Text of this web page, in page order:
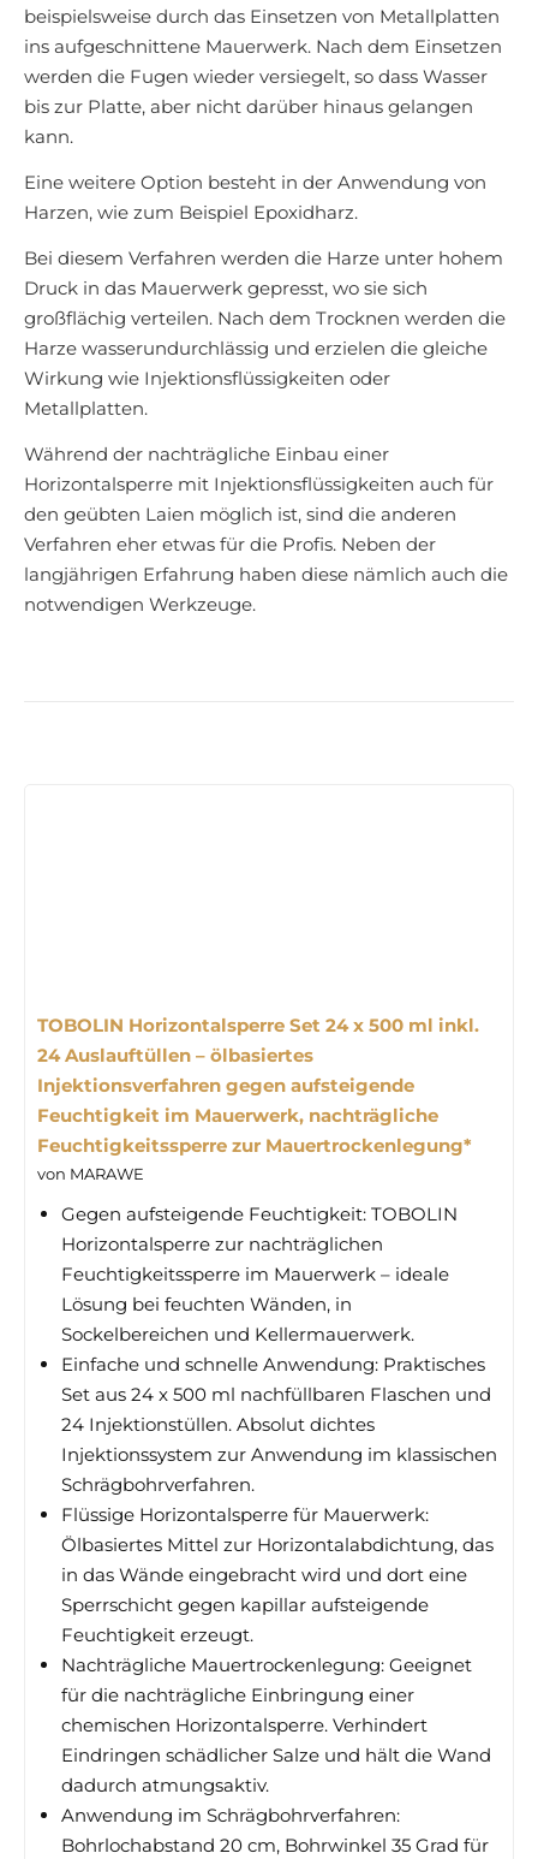
beispielsweise durch das Einsetzen von Metallplatten
ins aufgeschnittene Mauerwerk. Nach dem Einsetzen
werden die Fugen wieder versiegelt, so dass Wasser
bis zur Platte, aber nicht darüber hinaus gelangen
kann.
Eine weitere Option besteht in der Anwendung von
Harzen, wie zum Beispiel Epoxidharz.
Bei diesem Verfahren werden die Harze unter hohem
Druck in das Mauerwerk gepresst, wo sie sich
großflächig verteilen. Nach dem Trocknen werden die
Harze wasserundurchlässig und erzielen die gleiche
Wirkung wie Injektionsflüssigkeiten oder
Metallplatten.
Während der nachträgliche Einbau einer
Horizontalsperre mit Injektionsflüssigkeiten auch für
den geübten Laien möglich ist, sind die anderen
Verfahren eher etwas für die Profis. Neben der
langjährigen Erfahrung haben diese nämlich auch die
notwendigen Werkzeuge.
TOBOLIN Horizontalsperre Set 24 x 500 ml inkl.
24 Auslauftüllen – ölbasiertes
Injektionsverfahren gegen aufsteigende
Feuchtigkeit im Mauerwerk, nachträgliche
Feuchtigkeitssperre zur Mauertrockenlegung*
von MARAWE
Gegen aufsteigende Feuchtigkeit: TOBOLIN
Horizontalsperre zur nachträglichen
Feuchtigkeitssperre im Mauerwerk – ideale
Lösung bei feuchten Wänden, in
Sockelbereichen und Kellermauerwerk.
Einfache und schnelle Anwendung: Praktisches
Set aus 24 x 500 ml nachfüllbaren Flaschen und
24 Injektionstüllen. Absolut dichtes
Injektionssystem zur Anwendung im klassischen
Schrägbohrverfahren.
Flüssige Horizontalsperre für Mauerwerk:
Ölbasiertes Mittel zur Horizontalabdichtung, das
in das Wände eingebracht wird und dort eine
Sperrschicht gegen kapillar aufsteigende
Feuchtigkeit erzeugt.
Nachträgliche Mauertrockenlegung: Geeignet
für die nachträgliche Einbringung einer
chemischen Horizontalsperre. Verhindert
Eindringen schädlicher Salze und hält die Wand
dadurch atmungsaktiv.
Anwendung im Schrägbohrverfahren:
Bohrlochabstand 20 cm, Bohrwinkel 35 Grad für